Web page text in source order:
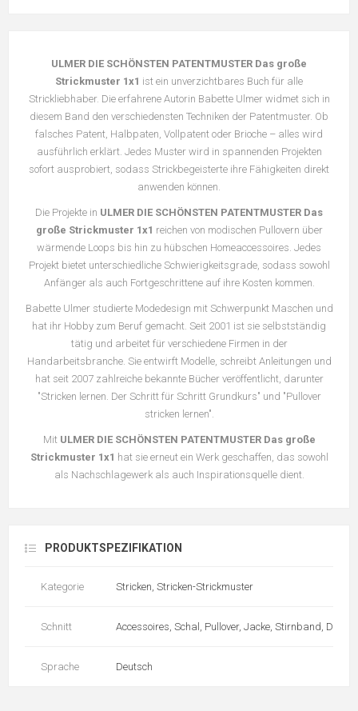
ULMER DIE SCHÖNSTEN PATENTMUSTER Das große
Strickmuster 1x1 ist ein unverzichtbares Buch für alle
Strickliebhaber. Die erfahrene Autorin Babette Ulmer widmet sich in
diesem Band den verschiedensten Techniken der Patentmuster. Ob
falsches Patent, Halbpaten, Vollpatent oder Brioche – alles wird
ausführlich erklärt. Jedes Muster wird in spannenden Projekten
sofort ausprobiert, sodass Strickbegeisterte ihre Fähigkeiten direkt
anwenden können.
Die Projekte in ULMER DIE SCHÖNSTEN PATENTMUSTER Das
große Strickmuster 1x1 reichen von modischen Pullovern über
wärmende Loops bis hin zu hübschen Homeaccessoires. Jedes
Projekt bietet unterschiedliche Schwierigkeitsgrade, sodass sowohl
Anfänger als auch Fortgeschrittene auf ihre Kosten kommen.
Babette Ulmer studierte Modedesign mit Schwerpunkt Maschen und
hat ihr Hobby zum Beruf gemacht. Seit 2001 ist sie selbstständig
tätig und arbeitet für verschiedene Firmen in der
Handarbeitsbranche. Sie entwirft Modelle, schreibt Anleitungen und
hat seit 2007 zahlreiche bekannte Bücher veröffentlicht, darunter
"Stricken lernen. Der Schritt für Schritt Grundkurs" und "Pullover
stricken lernen".
Mit ULMER DIE SCHÖNSTEN PATENTMUSTER Das große
Strickmuster 1x1 hat sie erneut ein Werk geschaffen, das sowohl
als Nachschlagewerk als auch Inspirationsquelle dient.
PRODUKTSPEZIFIKATION
Kategorie Stricken, Stricken-Strickmuster
Schnitt Accessoires, Schal, Pullover, Jacke, Stirnband,
Sprache Deutsch